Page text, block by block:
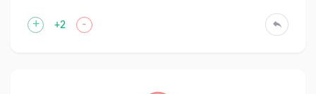
+ +2 -